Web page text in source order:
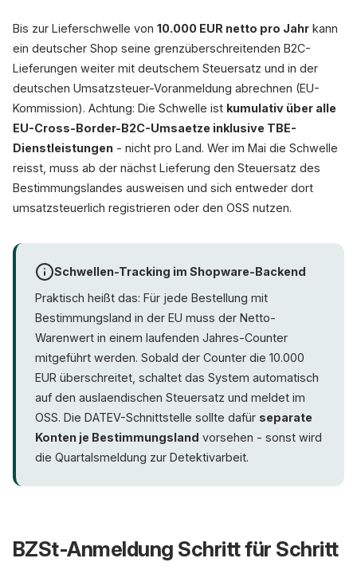
Bis zur Lieferschwelle von 10.000 EUR netto pro Jahr kann
ein deutscher Shop seine grenzüberschreitenden B2C-
Lieferungen weiter mit deutschem Steuersatz und in der
deutschen Umsatzsteuer-Voranmeldung abrechnen (EU-
Kommission). Achtung: Die Schwelle ist kumulativ über alle
EU-Cross-Border-B2C-Umsaetze inklusive TBE-
Dienstleistungen - nicht pro Land. Wer im Mai die Schwelle
reisst, muss ab der nächst Lieferung den Steuersatz des
Bestimmungslandes ausweisen und sich entweder dort
umsatzsteuerlich registrieren oder den OSS nutzen.
Schwellen-Tracking im Shopware-Backend
Praktisch heißt das: Für jede Bestellung mit
Bestimmungsland in der EU muss der Netto-
Warenwert in einem laufenden Jahres-Counter
mitgeführt werden. Sobald der Counter die 10.000
EUR überschreitet, schaltet das System automatisch
auf den auslaendischen Steuersatz und meldet im
OSS. Die DATEV-Schnittstelle sollte dafür separate
Konten je Bestimmungsland vorsehen - sonst wird
die Quartalsmeldung zur Detektivarbeit.
BZSt-Anmeldung Schritt für Schritt